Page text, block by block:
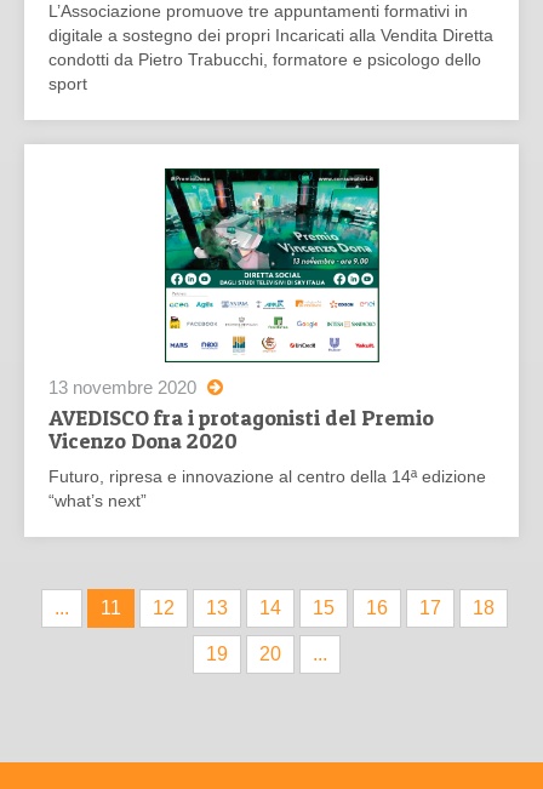
L’Associazione promuove tre appuntamenti formativi in
digitale a sostegno dei propri Incaricati alla Vendita Diretta
condotti da Pietro Trabucchi, formatore e psicologo dello
sport
13 novembre 2020
AVEDISCO fra i protagonisti del Premio
Vicenzo Dona 2020
Futuro, ripresa e innovazione al centro della 14ª edizione
“what’s next”
... 11 12 13 14 15 16 17 18
19 20 ...